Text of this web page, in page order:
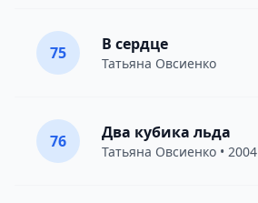
75 В сердце
Татьяна Овсиенко
76 Два кубика льда
Татьяна Овсиенко • 2004